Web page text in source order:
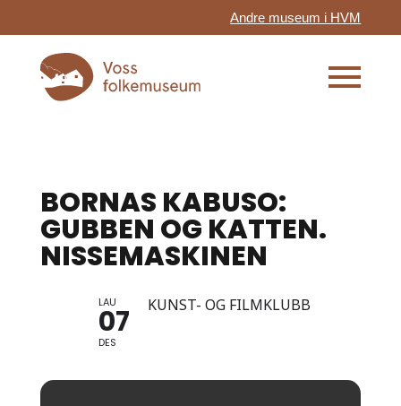
Andre museum i HVM
BORNAS KABUSO:
GUBBEN OG KATTEN.
NISSEMASKINEN
LAU
07
DES
KUNST- OG FILMKLUBB